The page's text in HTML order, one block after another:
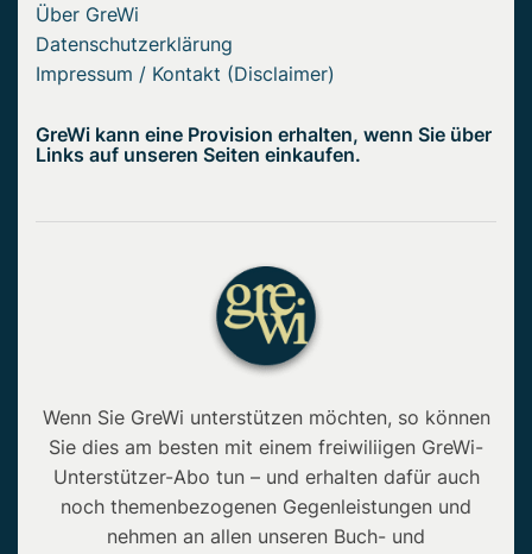
Über GreWi
Datenschutzerklärung
Impressum / Kontakt (Disclaimer)
GreWi kann eine Provision erhalten, wenn Sie über
Links auf unseren Seiten einkaufen.
Wenn Sie GreWi unterstützen möchten, so können
Sie dies am besten mit einem freiwiliigen GreWi-
Unterstützer-Abo tun – und erhalten dafür auch
noch themenbezogenen Gegenleistungen und
nehmen an allen unseren Buch- und